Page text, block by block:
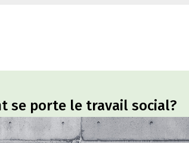
se porte le travail social?